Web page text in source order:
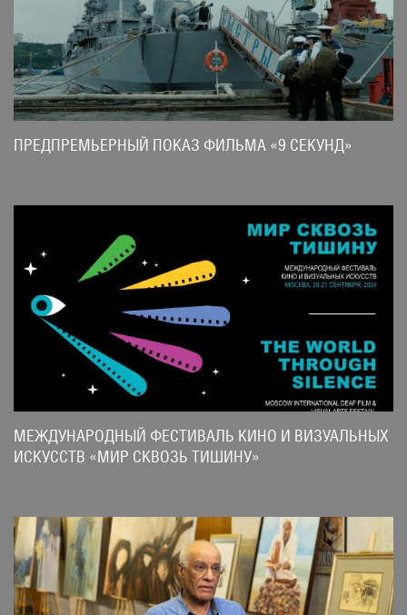
ПРЕДПРЕМЬЕРНЫЙ ПОКАЗ ФИЛЬМА «9 СЕКУНД»
МЕЖДУНАРОДНЫЙ ФЕСТИВАЛЬ КИНО И ВИЗУАЛЬНЫХ
ИСКУССТВ «МИР СКВОЗЬ ТИШИНУ»